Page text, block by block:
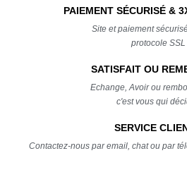
PAIEMENT SÉCURISÉ &
Site et paiement
protocole SSL
SATISFAIT OU
Echange, Avoir ou
c'est vous qui
SERVICE
Contactez-nous par email, chat ou par